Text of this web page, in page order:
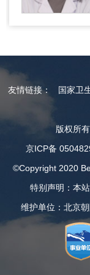
友情链接： 国家卫
版权所
京ICP备
©Copyright 2020
特别声明：本
维护单位：北京